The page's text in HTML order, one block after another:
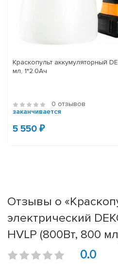
Краскопульт аккумуляторный
мл, 1*2.0Ач
0 отзывов
заканчивается
5 550 ₽
Отзывы о
электрический
HVLP (800Вт, 800
0.0